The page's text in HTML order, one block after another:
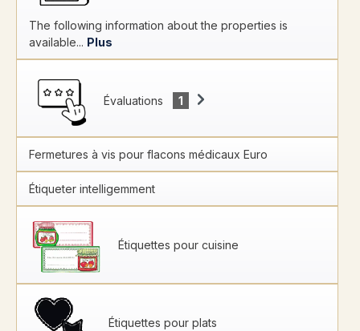
The following information about the properties is
available... Plus
Évaluations 1
Fermetures à vis pour flacons médicaux Euro
Étiqueter intelligemment
Étiquettes pour cuisine
Étiquettes pour plats